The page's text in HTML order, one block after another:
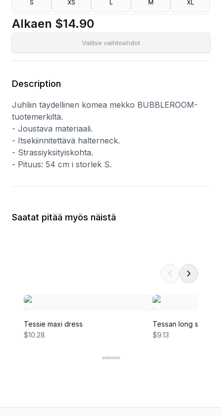
- Pituus: 54 cm i storlek S.
S XS L M XL
Alkaen $14.90
Valitse vaihtoehdot
Description
Juhliin täydellinen komea mekko BUBBLEROOM-
tuotemerkiltä.
- Joustava materiaali.
- Itsekiinnitettävä halterneck.
- Strassiyksityiskohta.
- Pituus: 54 cm i storlek S.
Saatat pitää myös näistä
Tessie maxi dress
$10.28
Tessan long sleeve
$9.13